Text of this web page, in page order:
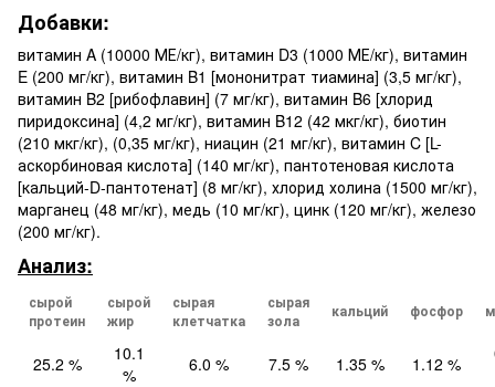
Добавки:
витамин A (10000 МЕ/кг), витамин D3 (1000 МЕ/кг), витамин
E (200 мг/кг), витамин B1 [мононитрат тиамина] (3,5 мг/кг),
витамин B2 [рибофлавин] (7 мг/кг), витамин B6 [хлорид
пиридоксина] (4,2 мг/кг), витамин B12 (42 мкг/кг), биотин
(210 мкг/кг), (0,35 мг/кг), ниацин (21 мг/кг), витамин C [L-
аскорбиновая кислота] (140 мг/кг), пантотеновая кислота
[кальций-D-пантотенат] (8 мг/кг), хлорид холина (1500 мг/кг),
марганец (48 мг/кг), медь (10 мг/кг), цинк (120 мг/кг), железо
(200 мг/кг).
Анализ:
сырой
протеин
сырой
жир
сырая
клетчатка
сырая
зола
кальций фосфор
25.2 %
10.1
%
6.0 % 7.5 % 1.35 % 1.12 %